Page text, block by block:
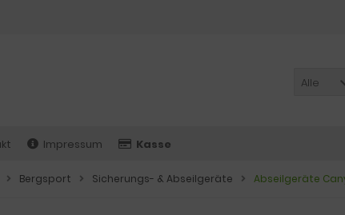
Alle
Impressum Kasse
Bergsport Sicherungs- & Abseilgeräte Abseilgeräte